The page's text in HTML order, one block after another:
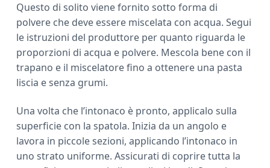
Questo di solito viene fornito sotto forma di
polvere che deve essere miscelata con acqua. Segui
le istruzioni del produttore per quanto riguarda le
proporzioni di acqua e polvere. Mescola bene con il
trapano e il miscelatore fino a ottenere una pasta
liscia e senza grumi.
Una volta che l’intonaco è pronto, applicalo sulla
superficie con la spatola. Inizia da un angolo e
lavora in piccole sezioni, applicando l’intonaco in
uno strato uniforme. Assicurati di coprire tutta la